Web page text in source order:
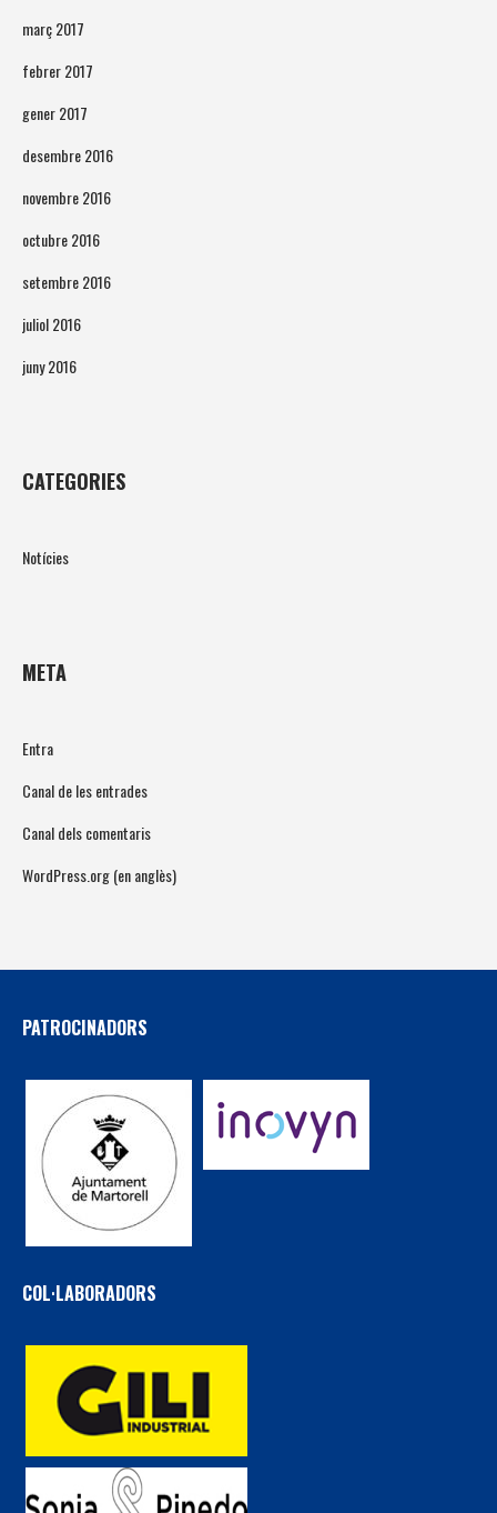
març 2017
febrer 2017
gener 2017
desembre 2016
novembre 2016
octubre 2016
setembre 2016
juliol 2016
juny 2016
CATEGORIES
Notícies
META
Entra
Canal de les entrades
Canal dels comentaris
WordPress.org (en anglès)
PATROCINADORS
COL·LABORADORS